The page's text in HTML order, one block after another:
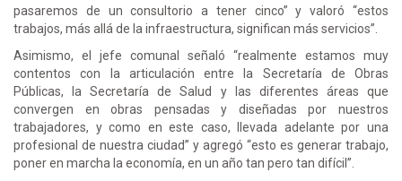
pasaremos de un consultorio a tener cinco” y valoró “estos
trabajos, más allá de la infraestructura, significan más servicios”.
Asimismo, el jefe comunal señaló “realmente estamos muy
contentos con la articulación entre la Secretaría de Obras
Públicas, la Secretaría de Salud y las diferentes áreas que
convergen en obras pensadas y diseñadas por nuestros
trabajadores, y como en este caso, llevada adelante por una
profesional de nuestra ciudad” y agregó “esto es generar trabajo,
poner en marcha la economía, en un año tan pero tan difícil”.